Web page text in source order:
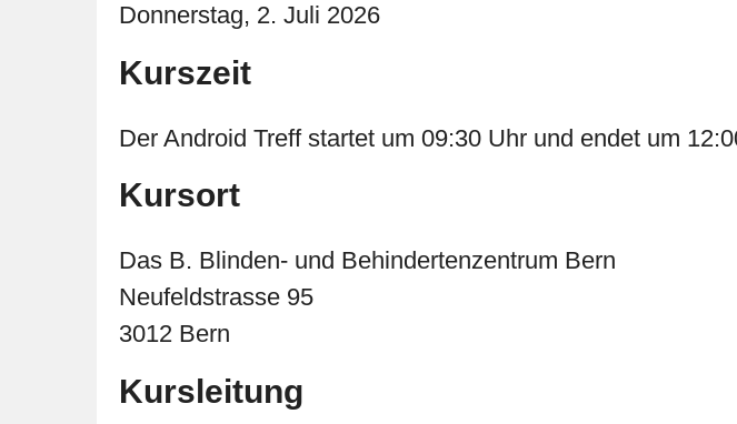
Donnerstag, 2. Juli 2026
Kurszeit
Der Android Treff startet um 09:30 Uhr und endet um
Kursort
Das B. Blinden- und Behindertenzentrum Bern
Neufeldstrasse 95
3012 Bern
Kursleitung